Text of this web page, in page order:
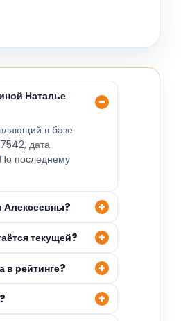
Наталье
в базе
дата
последнему
Алексеевны?
текущей?
в рейтинге?